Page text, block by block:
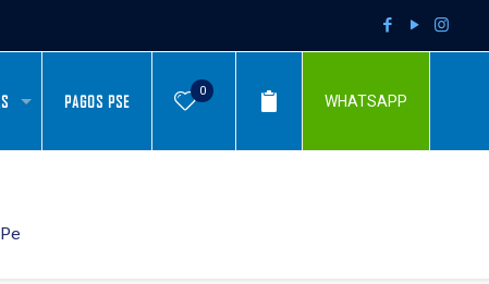
PAGOS PSE
0
WHATSAPP